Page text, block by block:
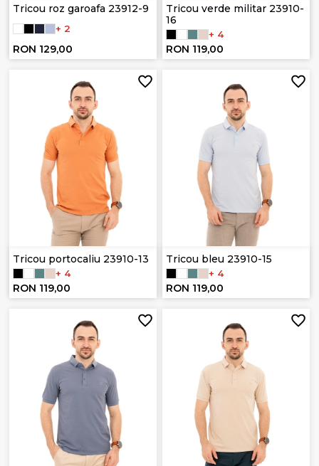
Tricou roz garoafa 23912-9
+ 2
RON 129,00
Tricou verde militar 23910-
16
+ 4
RON 119,00
Tricou portocaliu 23910-13
+ 4
RON 119,00
Tricou bleu 23910-15
+ 4
RON 119,00